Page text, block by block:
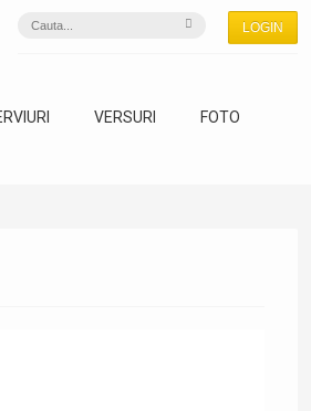
LOGIN
VERSURI FOTO